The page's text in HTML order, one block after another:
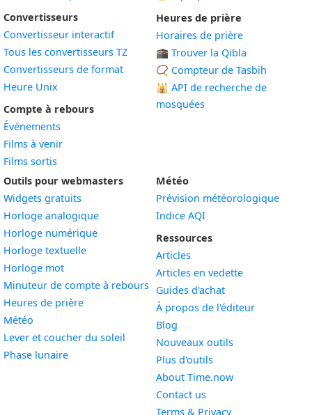
Convertisseurs
Convertisseur interactif
Tous les convertisseurs TZ
Convertisseurs de format
Heure Unix
Compte à rebours
Événements
Films à venir
Films sortis
Heures de prière
Horaires de prière
🕋 Trouver la Qibla
📿 Compteur de Tasbih
🕌 API de recherche de
mosquées
Outils pour webmasters
Widgets gratuits
Horloge analogiqueWidget
Horloge numériqueWidget
Horloge textuelleWidget
Horloge motWidget
Minuteur de compte à rebours Widget
Heures de prièreWidget
Météo
Lever et coucher du soleil
Phase lunaireWidget
Météo
Prévision météorologique
Indice AQI
Ressources
Articles
Articles en vedette
Guides d'achat
À propos de l'éditeur
Blog
Nouveaux outils
Plus d'outils
About Time.now
Contact us
Terms & Privacy